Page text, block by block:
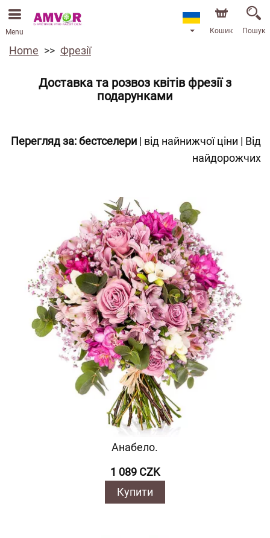
Menu Кошик Пошук
Home Фрезії
Доставка та розвоз квітів фрезії з
подарунками
Перегляд за:бестселери | від найнижчої ціни | Від
найдорожчих
Анабело.
1 089 CZK
Купити